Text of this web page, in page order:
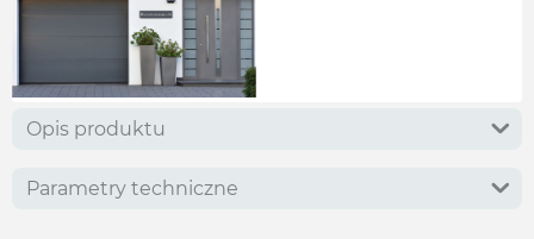
Opis produktu
Parametry techniczne